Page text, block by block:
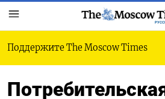
Поддержите The Moscow Times